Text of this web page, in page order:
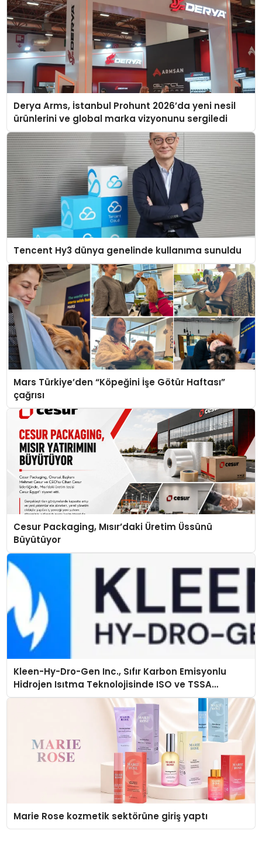
Derya Arms, İstanbul Prohunt 2026’da yeni nesil
ürünlerini ve global marka vizyonunu sergiledi
Tencent Hy3 dünya genelinde kullanıma sunuldu
Mars Türkiye’den “Köpeğini İşe Götür Haftası”
çağrısı
Cesur Packaging, Mısır’daki Üretim Üssünü
Büyütüyor
Kleen-Hy-Dro-Gen Inc., Sıfır Karbon Emisyonlu
Hidrojen Isıtma Teknolojisinde ISO ve TSSA
Düzenleyici Onaylarını Aldı
Marie Rose kozmetik sektörüne giriş yaptı